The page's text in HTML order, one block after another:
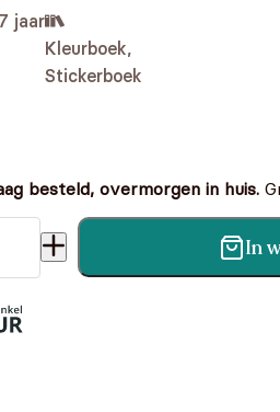
jaar
Kleurboek,
Stickerboek
besteld, overmorgen in huis.
kleurblok + stickers - Bulldozer
In